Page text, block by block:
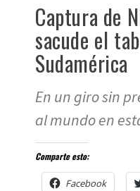
Captura de
sacude el
Sudamérica
En un giro sin
al mundo en
Comparte esto:
Facebook